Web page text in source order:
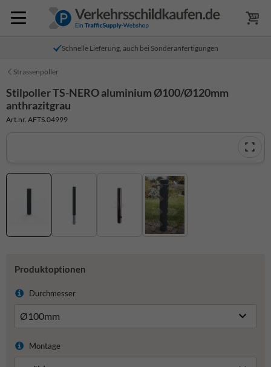
Schnelle Lieferung, auch bei Sonderanfertigungen
Strassenpoller
Stilpoller TS-NERO aluminium Ø100/Ø120mm
anthrazitgrau
Art.nr. AFTS.04999
Produktoptionen
Durchmesser
Montage